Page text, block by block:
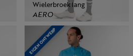
Wielerbroek lang
AERO
EIGEN ONTWERP